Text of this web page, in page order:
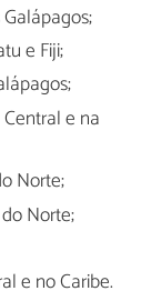
e Fiji;
e na
Norte;
Norte;
e no Caribe.